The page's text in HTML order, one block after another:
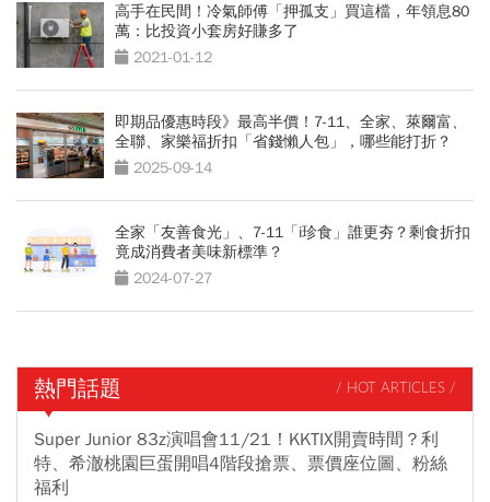
高手在民間！冷氣師傅「押孤支」買這檔，年領息80
萬：比投資小套房好賺多了
2021-01-12
即期品優惠時段》最高半價！7-11、全家、萊爾富、
全聯、家樂福折扣「省錢懶人包」，哪些能打折？
2025-09-14
全家「友善食光」、7-11「i珍食」誰更夯？剩食折扣
竟成消費者美味新標準？
2024-07-27
熱門話題 / HOT ARTICLES /
Super Junior 83z演唱會11/21！KKTIX開賣時間？利
特、希澈桃園巨蛋開唱4階段搶票、票價座位圖、粉絲
福利